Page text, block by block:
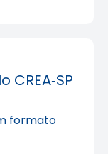
formato